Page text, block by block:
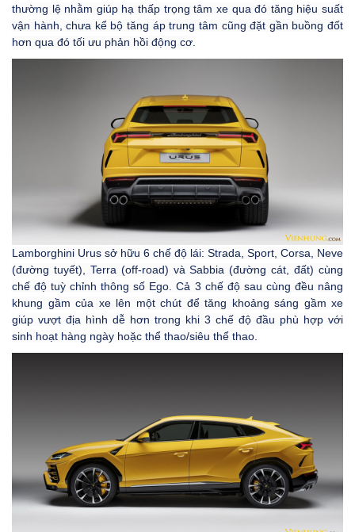
thường lệ nhằm giúp hạ thấp trọng tâm xe qua đó tăng hiệu suất
vận hành, chưa kể bộ tăng áp trung tâm cũng đặt gần buồng đốt
hơn qua đó tối ưu phản hồi động cơ.
Lamborghini Urus sở hữu 6 chế độ lái: Strada, Sport, Corsa, Neve
(đường tuyết), Terra (off-road) và Sabbia (đường cát, đất) cùng
chế độ tuỳ chỉnh thông số Ego. Cả 3 chế độ sau cùng đều nâng
khung gầm của xe lên một chút để tăng khoảng sáng gầm xe
giúp vượt địa hình dễ hơn trong khi 3 chế độ đầu phù hợp với
sinh hoạt hàng ngày hoặc thể thao/siêu thể thao.